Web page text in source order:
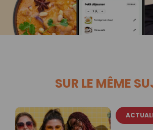
SUR LE MÊME